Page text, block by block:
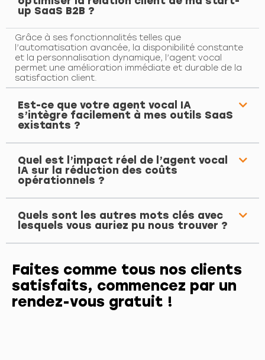
up SaaS B2B ?
Grâce à ses fonctionnalités telles que
l’automatisation avancée, la disponibilité constante
et la personnalisation dynamique, l’agent vocal
permet une amélioration immédiate et durable de la
satisfaction client.
Est-ce que votre agent vocal IA
s’intègre facilement à mes outils SaaS
existants ?
Quel est l’impact réel de l’agent vocal
IA sur la réduction des coûts
opérationnels ?
Quels sont les autres mots clés avec
lesquels vous auriez pu nous trouver ?
Faites comme tous nos clients
satisfaits, commencez par un
rendez-vous gratuit !